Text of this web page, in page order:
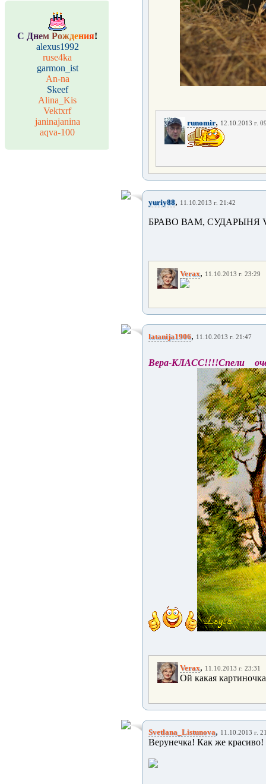
С Днем Рождения!
alexus1992
ruse4ka
garmon_ist
An-na
Skeef
Alina_Kis
Vektxrf
janinajanina
aqva-100
runomir, 12.10.2013 г.
yuriy88, 11.10.2013 г. 21:42
БРАВО ВАМ, СУДАРЫНЯ
Verax, 11.10.2013 г. 23:29
latanija1906, 11.10.2013 г. 21:47
Вера-КЛАСС!!!!Спели
Verax, 11.10.2013 г. 23:31
Ой какая
Svetlana_Listunova, 11.10.2013 г.
Верунечка! Как же